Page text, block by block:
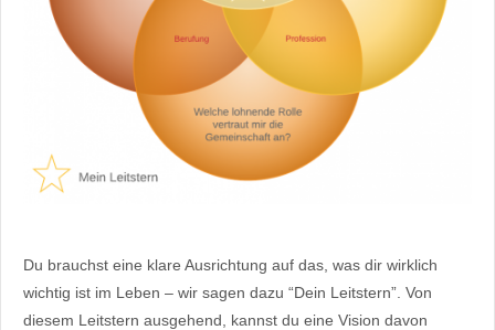
Du brauchst eine klare Ausrichtung auf das, was dir wirklich
wichtig ist im Leben – wir sagen dazu “Dein Leitstern”. Von
diesem Leitstern ausgehend, kannst du eine Vision davon